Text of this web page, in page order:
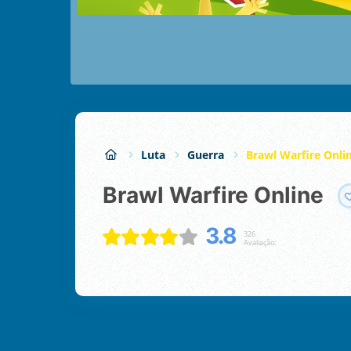
Luta Guerra Brawl Warfire
Brawl Warfire Online
3.8
326
Avaliação: